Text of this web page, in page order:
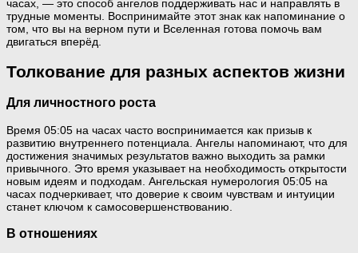
часах, — это способ ангелов поддерживать нас и направлять в
трудные моменты. Воспринимайте этот знак как напоминание о
том, что вы на верном пути и Вселенная готова помочь вам
двигаться вперёд.
Толкование для разных аспектов жизни
Для личностного роста
Время 05:05 на часах часто воспринимается как призыв к
развитию внутреннего потенциала. Ангелы напоминают, что для
достижения значимых результатов важно выходить за рамки
привычного. Это время указывает на необходимость открытости
новым идеям и подходам. Ангельская нумерология 05:05 на
часах подчеркивает, что доверие к своим чувствам и интуиции
станет ключом к самосовершенствованию.
В отношениях